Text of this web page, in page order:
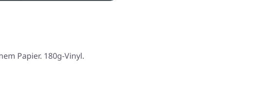
Papier. 180g-Vinyl.